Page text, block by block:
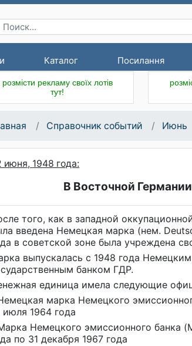
Каталог Посилання
розмісти рекламу своїх лотів
тут!
Справочник событий Июнь
июня, 1948 года:
В Восточной
того, как в западной
введена Немецкая марка (нем.
в советской зоне была учреждена
выпускалась с 1948 года
банком ГДР.
единица имела следующие
марка Немецкого
июля 1964 года
Немецкого эмиссионного банка
по 31 декабря 1967 года